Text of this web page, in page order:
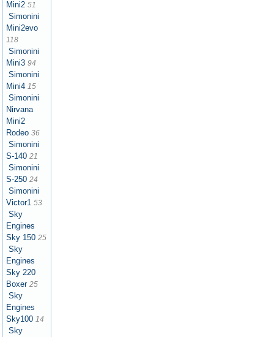
Mini2 51
Simonini
Mini2evo
118
Simonini
Mini3 94
Simonini
Mini4 15
Simonini
Nirvana
Mini2
Rodeo 36
Simonini
S-140 21
Simonini
S-250 24
Simonini
Victor1 53
Sky
Engines
Sky 150 25
Sky
Engines
Sky 220
Boxer 25
Sky
Engines
Sky100 14
Sky